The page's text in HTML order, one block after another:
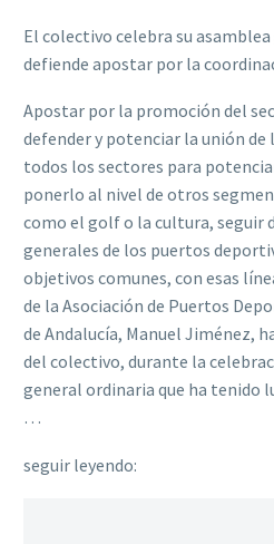
El colectivo celebra su asamblea
defiende apostar por la
Apostar por la promoción del
defender y potenciar la unión de
todos los sectores para
ponerlo al nivel de otros
como el golf o la cultura, seguir
generales de los puertos
objetivos comunes, con esas
de la Asociación de Puertos
de Andalucía, Manuel Jiménez,
del colectivo, durante la
general ordinaria que ha tenido
…
seguir leyendo: